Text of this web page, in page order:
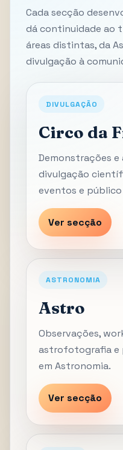
Cada secção
dá continuidade ao
áreas distintas, da
divulgação à
DIVULGAÇÃO
Circo da
Demonstrações e
divulgação
eventos e público
Ver secção
ASTRONOMIA
Astro
Observações,
astrofotografia e
em Astronomia.
Ver secção